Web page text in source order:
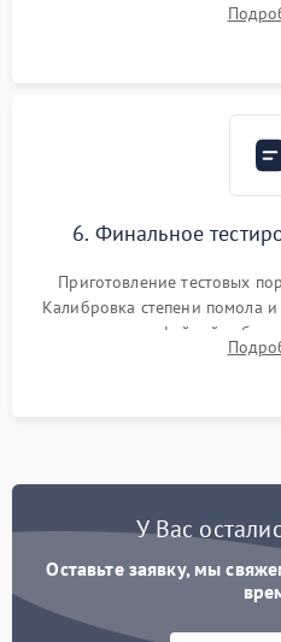
декальцинации и очистки
6. Финальное
Приготовление тестовых
Калибровка степени помола
плотности кофейной
качества молочной пены.
У Вас
Оставьте заявку, мы